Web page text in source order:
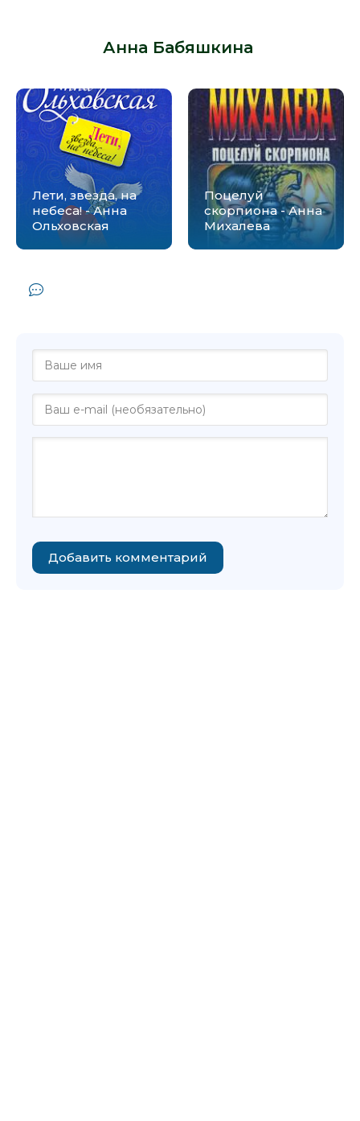
Анна Бабяшкина
Лети, звезда, на
небеса! - Анна
Ольховская
Поцелуй
скорпиона - Анна
Михалева
Добавить комментарий